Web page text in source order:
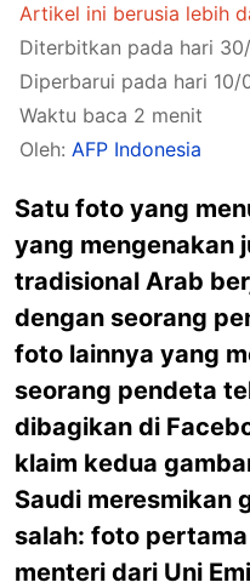
Artikel ini berusia lebih
Diterbitkan pada hari
Diperbarui pada hari 10/
Waktu baca 2 menit
Oleh: AFP Indonesia
Satu foto yang
yang mengenakan
tradisional Arab
dengan seorang
foto lainnya yang
seorang pendeta
dibagikan di
klaim kedua
Saudi meresmikan
salah: foto
menteri dari Uni